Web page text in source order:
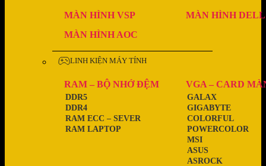
MÀN HÌNH VSP
MÀN HÌNH DELL
MÀN HÌNH AOC
LINH KIỆN MÁY TÍNH
RAM – BỘ NHỚ ĐỆM
RAM LAPTOP
RAM ECC – SEVER
DDR4
DDR5
VGA – CARD
ASROCK
ASUS
MSI
POWERCOLOR
COLORFUL
GIGABYTE
GALAX